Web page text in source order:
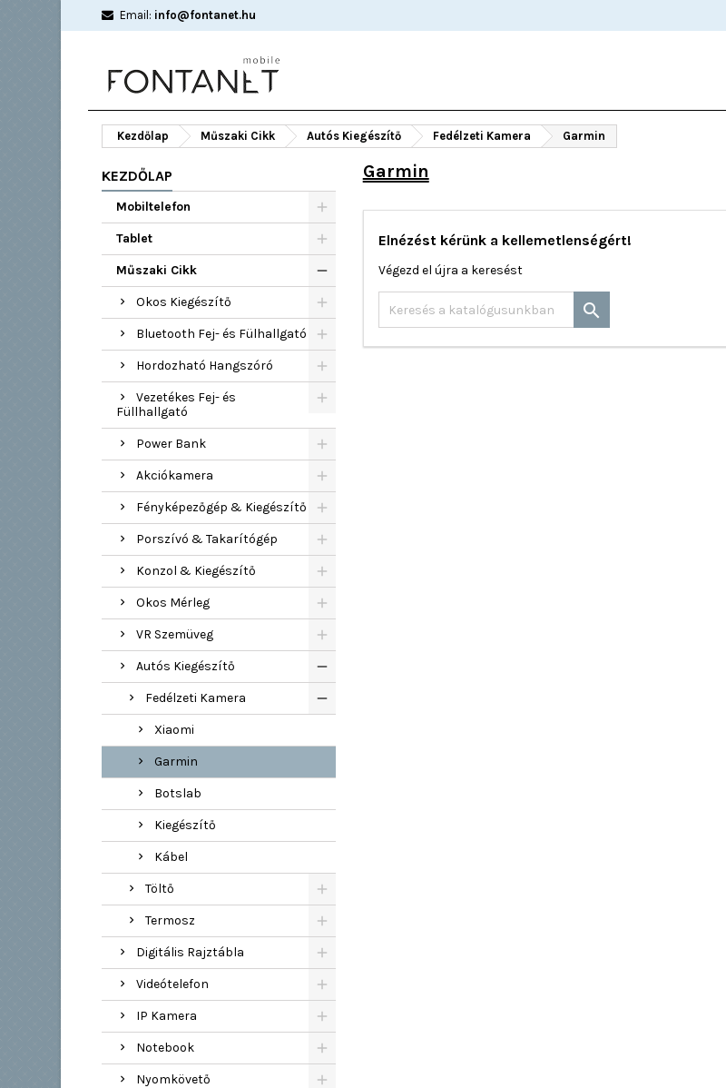
Email: info@fontanet.hu
Kezdőlap Műszaki Cikk Autós Kiegészítő Fedélzeti Kamera Garmin
KEZDŐLAP
Mobiltelefon
Tablet
Műszaki Cikk
Okos Kiegészítő
Bluetooth Fej- és Fülhallgató
Hordozható Hangszóró
Vezetékes Fej- és
Füllhallgató
Power Bank
Akciókamera
Fényképezőgép & Kiegészítő
Porszívó & Takarítógép
Konzol & Kiegészítő
Okos Mérleg
VR Szemüveg
Autós Kiegészítő
Fedélzeti Kamera
Xiaomi
Garmin
Botslab
Kiegészítő
Kábel
Töltő
Termosz
Digitális Rajztábla
Videótelefon
IP Kamera
Notebook
Nyomkövető
Garmin
Elnézést kérünk a kellemetlenségért!
Végezd el újra a keresést
